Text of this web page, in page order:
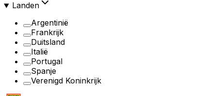
Landen
Argentinië
Frankrijk
Duitsland
Italië
Portugal
Spanje
Verenigd Koninkrijk